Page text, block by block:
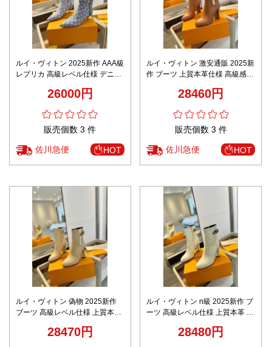
ルイ・ヴィトン 2025新作 AAA級
レプリカ 高級レベル仕様 デニム
職人技術再現26000円
販売個数 3 件
佐川急便 HOT
ルイ・ヴィトン 激安通販 2025新
作 ブーツ 上質本革仕様 高級感溢
美脚シルエット28460円
販売個数 3 件
佐川急便 HOT
ルイ・ヴィトン 偽物 2025新作
ブーツ 高級レベル仕様 上質本革
の履き心地28470円
ルイ・ヴィトン n級 2025新作 ブ
ーツ 高級レベル仕様 上質本革 精
28480円